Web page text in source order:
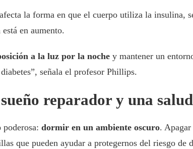
la forma en que el cuerpo utiliza la insulina,
en aumento.
a la luz por la noche y mantener un
señala el profesor Phillips.
reparador y una
dormir en un ambiente oscuro.
que pueden ayudar a protegernos del riesgo de